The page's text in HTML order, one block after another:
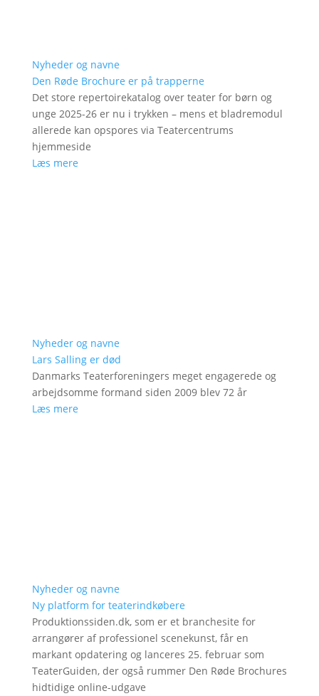
Nyheder og navne
Den Røde Brochure er på trapperne
Det store repertoirekatalog over teater for børn og
unge 2025-26 er nu i trykken – mens et bladremodul
allerede kan opspores via Teatercentrums
hjemmeside
Læs mere
Nyheder og navne
Lars Salling er død
Danmarks Teaterforeningers meget engagerede og
arbejdsomme formand siden 2009 blev 72 år
Læs mere
Nyheder og navne
Ny platform for teaterindkøbere
Produktionssiden.dk, som er et branchesite for
arrangører af professionel scenekunst, får en
markant opdatering og lanceres 25. februar som
TeaterGuiden, der også rummer Den Røde Brochures
hidtidige online-udgave